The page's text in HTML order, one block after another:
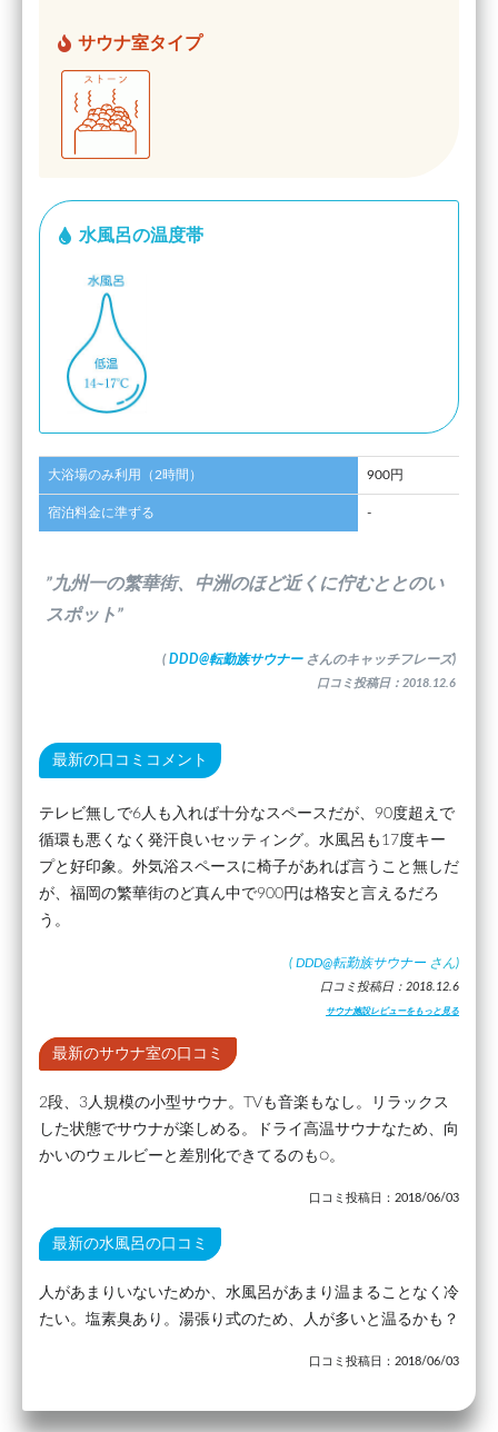
サウナ室タイプ
水風呂の温度帯
大浴場のみ利用（2時間） 900円
宿泊料金に準ずる -
”九州一の繁華街、中洲のほど近くに佇むととのい
スポット”
( DDD@転勤族サウナー さんのキャッチフレーズ)
口コミ投稿日：2018.12.6
最新の口コミコメント
テレビ無しで6人も入れば十分なスペースだが、90度超えで
循環も悪くなく発汗良いセッティング。水風呂も17度キー
プと好印象。外気浴スペースに椅子があれば言うこと無しだ
が、福岡の繁華街のど真ん中で900円は格安と言えるだろ
う。
( DDD@転勤族サウナー さん)
口コミ投稿日：2018.12.6
サウナ施設レビューをもっと見る
最新のサウナ室の口コミ
2段、3人規模の小型サウナ。TVも音楽もなし。リラックス
した状態でサウナが楽しめる。ドライ高温サウナなため、向
かいのウェルビーと差別化できてるのも○。
口コミ投稿日：2018/06/03
最新の水風呂の口コミ
人があまりいないためか、水風呂があまり温まることなく冷
たい。塩素臭あり。湯張り式のため、人が多いと温るかも？
口コミ投稿日：2018/06/03